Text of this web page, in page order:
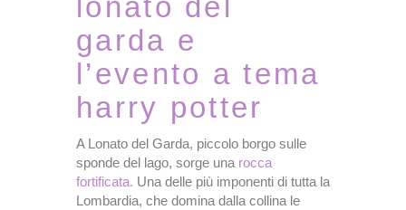
garda e
l’evento a tema
harry potter
A Lonato del Garda, piccolo borgo sulle
sponde del lago, sorge una rocca
fortificata. Una delle più imponenti di tutta la
Lombardia, che domina dalla collina le